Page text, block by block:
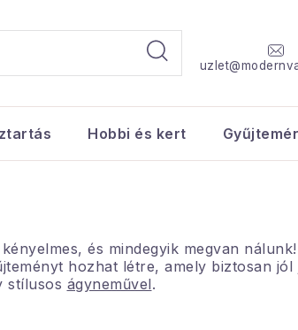
Hobbi és kert
és mindegyik megvan
hozhat létre, amely biztosan jól
stílusos ágyneművel.